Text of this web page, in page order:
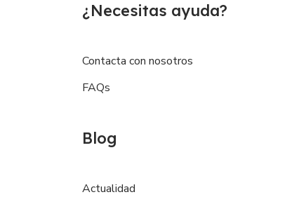
¿Necesitas ayuda?
Contacta con nosotros
FAQs
Blog
Actualidad